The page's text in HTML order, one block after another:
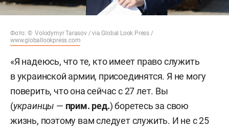
Фото: © Volodymyr Tarasov / via Global Look Press /
www.globallookpress.com
«Я надеюсь, что те, кто имеет право служить
в украинской армии, присоединятся. Я не могу
поверить, что она сейчас с 27 лет. Вы
(украинцы — прим. ред.) боретесь за свою
жизнь, поэтому вам следует служить. И не с 25